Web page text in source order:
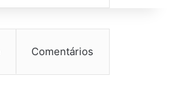
Comentários